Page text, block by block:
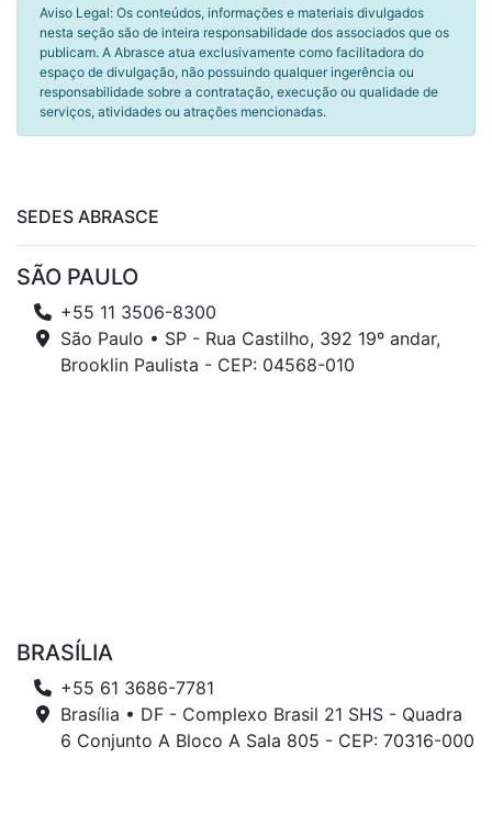
Aviso Legal: Os conteúdos, informações e materiais divulgados
nesta seção são de inteira responsabilidade dos associados que os
publicam. A Abrasce atua exclusivamente como facilitadora do
espaço de divulgação, não possuindo qualquer ingerência ou
responsabilidade sobre a contratação, execução ou qualidade de
serviços, atividades ou atrações mencionadas.
SEDES ABRASCE
SÃO PAULO
+55 11 3506-8300
São Paulo • SP - Rua Castilho, 392 19º andar,
Brooklin Paulista - CEP: 04568-010
BRASÍLIA
+55 61 3686-7781
Brasília • DF - Complexo Brasil 21 SHS - Quadra
6 Conjunto A Bloco A Sala 805 - CEP: 70316-000